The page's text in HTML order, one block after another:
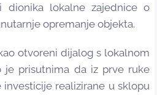
dionika lokalne zajednice o
opremanje objekta.
otvoreni dijalog s lokalnom
je prisutnima da iz prve ruke
realizirane u sklopu